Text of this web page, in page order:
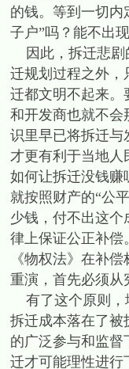
的钱。等到一切
子户”吗？能不出
因此，拆迁悲剧
迁规划过程之外，
迁都文明不起来。
和开发商也就不会
识里早已将拆迁与
才更有利于当地人
如何让拆迁没钱赚
就按照财产的“公
少钱，付不出这
律上保证公正补偿
《物权法》在补
重演，首先必须从
有了这个原则，
拆迁成本落在了被
的广泛参与和监
迁才可能理性进行